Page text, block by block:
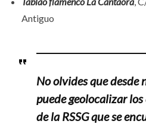
Antiguo
No olvides que desde
puede geolocalizar
de la RSSG que se